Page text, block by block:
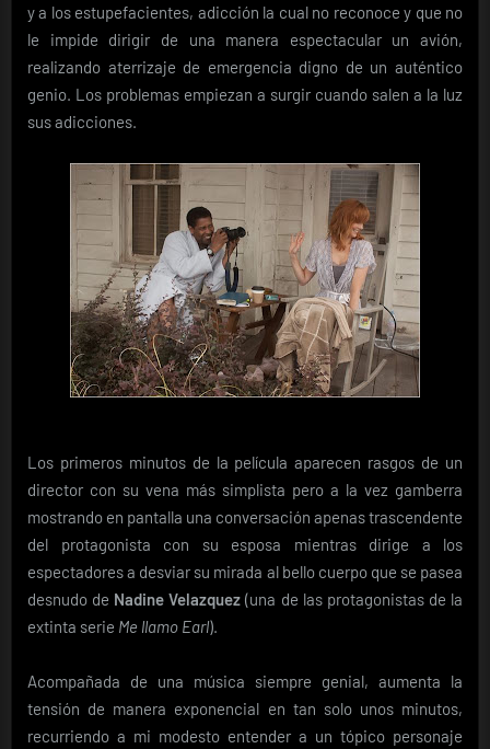
y a los estupefacientes, adicción la cual no reconoce y que no
le impide dirigir de una manera espectacular un avión,
realizando aterrizaje de emergencia digno de un auténtico
genio. Los problemas empiezan a surgir cuando salen a la luz
sus adicciones.
Los primeros minutos de la película aparecen rasgos de un
director con su vena más simplista pero a la vez gamberra
mostrando en pantalla una conversación apenas trascendente
del protagonista con su esposa mientras dirige a los
espectadores a desviar su mirada al bello cuerpo que se pasea
desnudo de Nadine Velazquez (una de las protagonistas de la
extinta serie Me llamo Earl).
Acompañada de una música siempre genial, aumenta la
tensión de manera exponencial en tan solo unos minutos,
recurriendo a mi modesto entender a un tópico personaje